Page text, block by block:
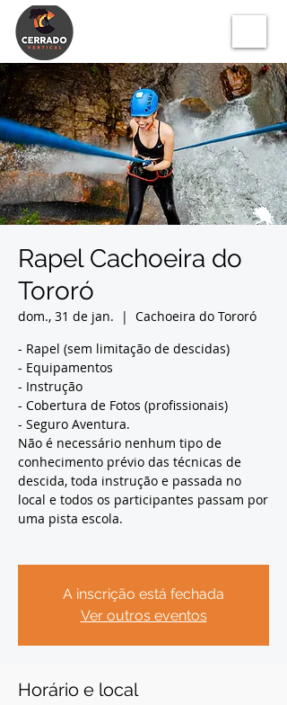
Rapel Cachoeira do
Tororó
dom., 31 de jan.
  |
Cachoeira do Tororó
- Rapel (sem limitação de descidas)
- Equipamentos
- Instrução
- Cobertura de Fotos (profissionais)
- Seguro Aventura.
Não é necessário nenhum tipo de
conhecimento prévio das técnicas de
descida, toda instrução e passada no
local e todos os participantes passam por
uma pista escola.
A inscrição está fechada
Ver outros eventos
Horário e local